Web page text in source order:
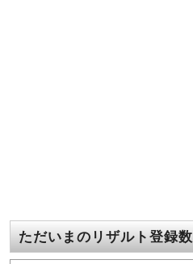
ただいまのリザルト登録数